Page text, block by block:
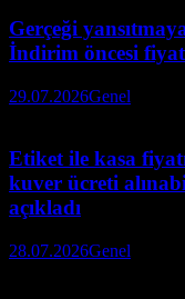
Gerçeği
İndirim öncesi
29.07.2026Genel
Etiket ile kasa
kuver ücreti
açıkladı
28.07.2026Genel